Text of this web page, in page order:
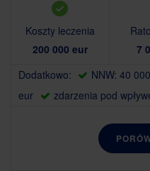
Koszty leczenia
200 000 eur
7
Dodatkowo:
NNW: 40
eur
zdarzenia pod